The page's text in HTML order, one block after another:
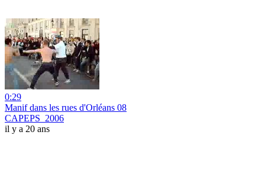
0:29
Manif dans les rues d'Orléans 08
CAPEPS_2006
il y a 20 ans